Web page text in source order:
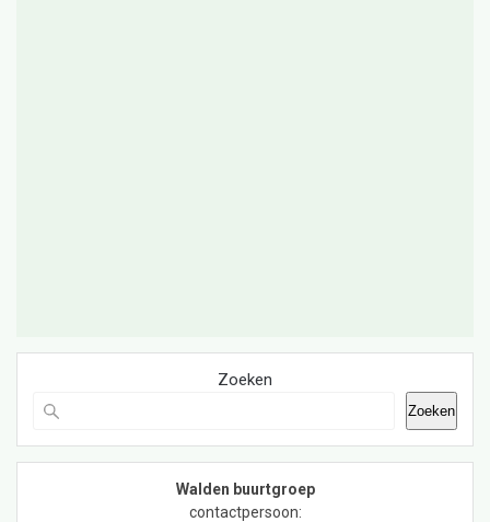
Zoeken
Zoeken
Walden buurtgroep
contactpersoon: